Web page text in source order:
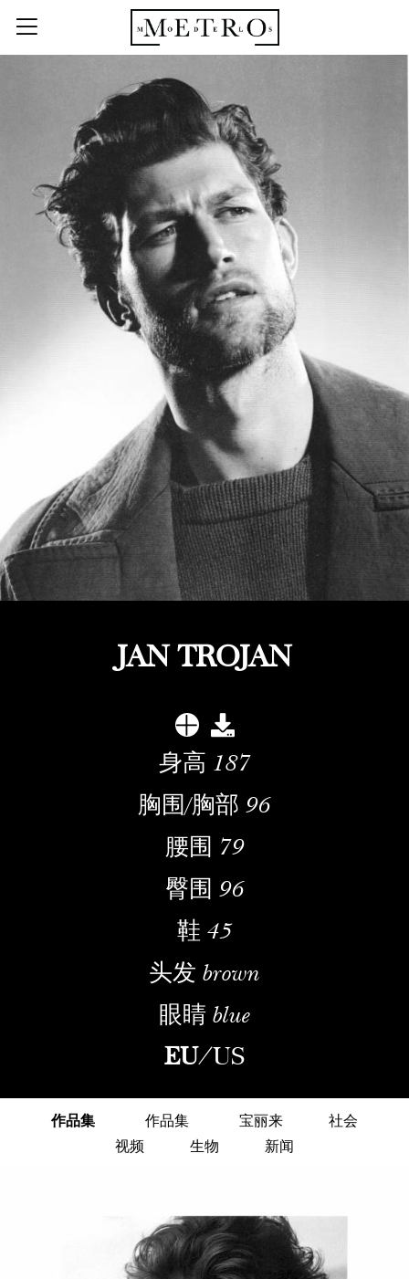
JAN TROJAN
身高 187
胸围/胸部 96
腰围 79
臀围 96
鞋 45
头发 brown
眼睛 blue
EU/US
作品集 作品集 宝丽来
社会
视频
生物 新闻